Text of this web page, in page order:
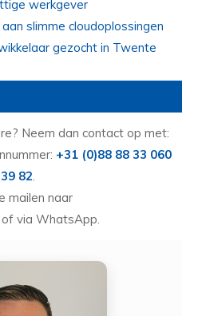
werkgever
slimme cloudoplossingen
gezocht in Twente
Neem dan contact op met:
+31 (0)88 88 33 060
82.
mailen naar
of via WhatsApp.